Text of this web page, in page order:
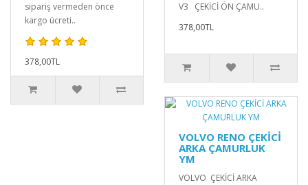
sipariş vermeden önce
kargo ücreti..
378,00TL
V3 ÇEKİCİ ÖN ÇAMU..
378,00TL
VOLVO RENO ÇEKİCİ
ARKA ÇAMURLUK
YM
VOLVO ÇEKİCİ ARKA